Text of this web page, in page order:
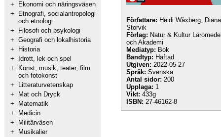
+
Ekonomi och näringsväsen
+
Etnografi, socialantropologi
och etnologi
+
Filosofi och psykologi
+ Geografi och lokalhistoria
+
Historia
+
Idrott, lek och spel
+
Konst, musik, teater, film
och fotokonst
+
Litteraturvetenskap
+
Mat och Dryck
+
Matematik
+
Medicin
+
Militärväsen
+
Musikalier
Författare: Heidi Wåxberg, Diana
Storvik
Förlag: Natur & Kultur
och Akademi
Mediatyp: Bok
Bandtyp: Häftad
Utgiven: 2022-05-27
Språk: Svenska
Antal sidor: 200
Upplaga: 1
Vikt: 433g
ISBN: 27-46162-8